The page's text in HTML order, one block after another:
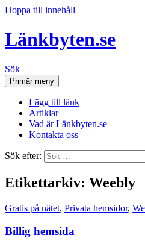
Hoppa till innehåll
Länkbyten.se
Sök
Primär meny
Lägg till länk
Artiklar
Vad är Länkbyten.se
Kontakta oss
Sök efter:
Etikettarkiv: Weebly
Gratis på nätet, Privata hemsidor,
Billig hemsida